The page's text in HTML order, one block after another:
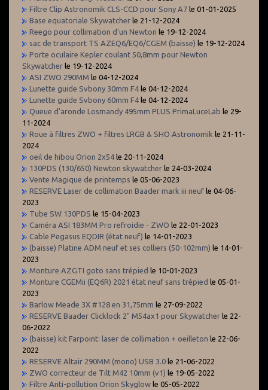
Filtre Clip Astronomik CLS-CCD pour Sony A7 le 01-01-2025
Base equatoriale Skywatcher le 21-12-2024
Reego pour collimation d'un Newton le 19-12-2024
sac de transport TS AZEQ6/EQ6/CGEM (baisse) le 19-12-2024
Porte oculaire Kepler coulant 50,8mm pour Newton
Skywatcher le 19-12-2024
ASI ZWO 290MM le 04-12-2024
Lunette guide Svbony 30mm F4 le 04-12-2024
Lunette guide Svbony 60mm F4 le 04-12-2024
Queue d'aronde Losmandy 495mm PLUS PrimaLuceLab le 29-
11-2024
Roue à filtres ZWO + filtres LRGB & SHO Astronomik le 21-11-
2024
oeil de hibou Orion 2x54 le 20-11-2024
130PDS (130/650) Newton skywatcher le 24-03-2024
Vente Magique de printemps le 05-06-2023
RESERVE Laser de collimation Baader mark iii neuf le 04-06-
2023
Tube SW 130PDS le 15-04-2023
Caméra ASI 183MM Pro refroidie - ZWO le 22-01-2023
Cable Pegasus EQDIR (état neuf) le 14-01-2023
(baisse) Platine ADM neuf et ses colliers (50-102mm) le 14-01-
2023
Monture AZGTI goto sans trépied le 10-01-2023
Monture CGEMii (EQ6R) 2021 état neuf sans trépied le 05-01-
2023
Barlow Meade 3X #128 en 31,75mm le 27-09-2022
RESERVE Baader Clicklock 2" M54ax1 pour Skywatcher le 22-
06-2022
(baisse) kit Farpoint: laser de collimation + oeilleton le 22-06-
2022
RESERVE Altair 290MM (mono) USB 3.0 le 21-06-2022
ZWO correcteur de Tilt M42 10mm (v1) le 19-05-2022
Filtre Anti-pollution Orion Skyglow le 05-05-2022